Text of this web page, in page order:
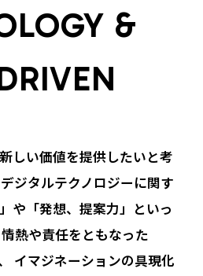
&
しい価値を提供したいと考
デジタルテクノロジーに関す
や「発想、提案力」といっ
情熱や責任をともなった
イマジネーションの具現化